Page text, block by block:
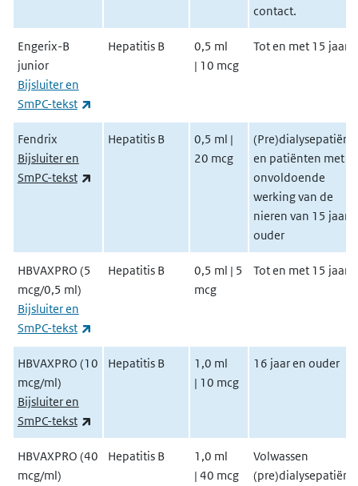
contact.
Engerix-B
junior
Bijsluiter en
SmPC-tekst
Hepatitis B
0,5 ml
| 10 mcg
Tot en met 15 jaar
Fendrix
Bijsluiter en
SmPC-tekst
Hepatitis B
0,5 ml |
20 mcg
en patiënten met
onvoldoende
werking van de
nieren van 15 jaar
ouder
HBVAXPRO (5
mcg/0,5 ml)
Bijsluiter en
SmPC-tekst
Hepatitis B
0,5 ml | 5
mcg
Tot en met 15 jaar
HBVAXPRO (10
mcg/ml)
Bijsluiter en
SmPC-tekst
Hepatitis B
1,0 ml
| 10 mcg
16 jaar en ouder
HBVAXPRO (40
mcg/ml)
Hepatitis B
1,0 ml
| 40 mcg
Volwassen